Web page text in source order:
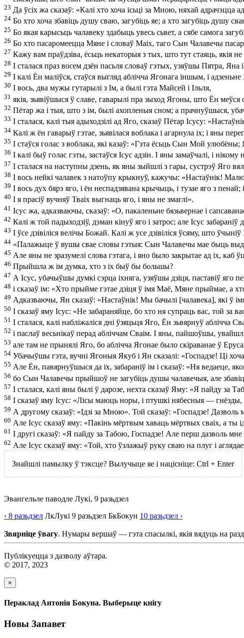
23 Да ўсіх жа сказаў: «Калі хто хоча ісьці за Мною, няхай адрачэцца
24 Бо хто хоча збавіць душу сваю, загубіць яе; а хто загубіць душу
25 Бо якая карысьць чалавеку здабыць увесь сьвет, а сябе самога
26 Бо хто пасаромеецца Мяне і словаў Маіх, таго Сын Чалавечы
27 Кажу вам праўдзіва, ёсьць некаторыя з тых, што тут стаяць, якія
28 І сталася праз восем дзён пасьля словаў гэтых, узяўшы Пятра,
29 І калі Ён маліўся, стаўся выгляд аблічча Ягонага іншым, і
30 І вось, два мужы гутарылі з Ім, а былі гэта Майсей і Ільля,
31 якія, зьявіўшыся ў славе, гаварылі пра зыход Ягоны, што Ён меўся
32 Пётар жа і тыя, што з ім, былі ахопленыя сном; а прачнуўшыся,
33 І сталася, калі тыя адыходзілі ад Яго, сказаў Пётар Ісусу:
34 Калі ж ён гаварыў гэтае, зьявілася воблака і агарнула іх; і яны
35 І стаўся голас з воблака, які казаў: «Гэта ёсьць Сын Мой улюбёны;
36 І калі быў голас гэты, застаўся Ісус адзін. І яны замаўчалі, і
37 І сталася на наступны дзень, як яны зыйшлі з гары, сустрэў Яго
38 І вось нейкі чалавек з натоўпу крыкнуў, кажучы: «Настаўнік!
39 І вось дух бярэ яго, і ён неспадзявана крычыць, і тузае яго з пенай;
40 І я прасіў вучняў Тваіх выгнаць яго, і яны не змаглі».
41 Ісус жа, адказваючы, сказаў: «О, пакаленьне бязьвернае і
42 Калі ж той падыходзіў, дэман кінуў яго і затрос; але Ісус
43 І ўсе дзівіліся велічы Божай. Калі ж усе дзівіліся ўсяму, што
44 «Палажыце ў вушы свае словы гэтыя: Сын Чалавечы мае быць
45 Але яны не зразумелі слова гэтага, і яно было закрытае ад іх, каб
46 Прыйшла ж ім думка, хто з іх быў бы большы?
47 А Ісус, убачыўшы думкі сэрца іхняга, узяўшы дзіця, паставіў яго
48 і сказаў ім: «Хто прыйме гэтае дзіця ў імя Маё, Мяне прыймае, а
49 Адказваючы, Ян сказаў: «Настаўнік! Мы бачылі [чалавека], які ў
50 І сказаў яму Ісус: «Не забараняйце, бо хто ня супраць вас, той за
51 І сталася, калі набліжаліся дні ўзяцьця Яго, Ён зьвярнуў аблічча
52 і паслаў весьнікаў перад абліччам Сваім. І яны, пайшоўшы,
53 але там не прынялі Яго, бо аблічча Ягонае было скіраванае ў
54 Убачыўшы гэта, вучні Ягоныя Якуб і Ян сказалі: «Госпадзе! Ці
55 Але Ён, павярнуўшыся да іх, забараніў ім і сказаў: «Ня ведаеце,
56 бо Сын Чалавечы прыйшоў не загубіць душы чалавечыя, але
57 І сталася, калі яны былі ў дарозе, нехта сказаў Яму: «Я пайду за
58 І сказаў яму Ісус: «Лісы маюць норы, і птушкі нябесныя —
59 А другому сказаў: «Ідзі за Мною». Той сказаў: «Госпадзе!
60 Але Ісус сказаў яму: «Пакінь мёртвым хаваць мёртвых сваіх, а ты
61 І другі сказаў: «Я пайду за Табою, Госпадзе! Але перш дазволь мне
62 Але Ісус сказаў яму: «Той, хто ўзлажыў руку сваю на плуг і
Знайшлі памылку ў тэксце? Вылучыце яе і націсніце: Ctrl + Enter
Эвангельле паводле Лукі, 9 разьдзел
‹ 8 разьдзел ЛкЛукі 9 разьдзел БкБокун 10 разьдзел ›
Звярніце ўвагу. Нумары вершаў — гэта спасылкі, якія вядуць на
Публікуецца з дазволу аўтара.
© 2017, 2023
×
Пераклад Антонія Бокуна. Выберыце кнігу
Новы Запавет